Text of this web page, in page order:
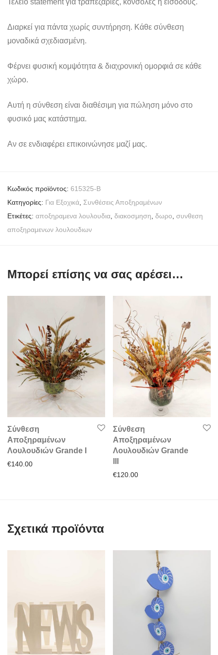
Διαρκεί για πάντα χωρίς συντήρηση. Κάθε σύνθεση
μοναδικά σχεδιασμένη.
Φέρνει φυσική κομψότητα & διαχρονική ομορφιά σε κάθε
χώρο.
Αυτή η σύνθεση είναι διαθέσιμη για πώληση μόνο στο
φυσικό μας κατάστημα.
Αν σε ενδιαφέρει επικοινώνησε μαζί μας.
Κωδικός προϊόντος: 615325-B
Κατηγορίες: Για Εξοχικά Συνθέσεις Αποξηραμένων
Ετικέτες: αποξηραμενα λουλουδια διακοσμηση δωρο συνθεση
αποξηραμενων λουλουδιων
Μπορεί επίσης να σας αρέσει…
Σύνθεση
Αποξηραμένων
Λουλουδιών Grande I
€140.00
Σύνθεση
Αποξηραμένων
Λουλουδιών Grande
€120.00
Σχετικά προϊόντα